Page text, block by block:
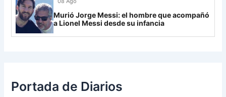
Murió Jorge Messi: el hombre que acompañó
a Lionel Messi desde su infancia
Portada de Diarios